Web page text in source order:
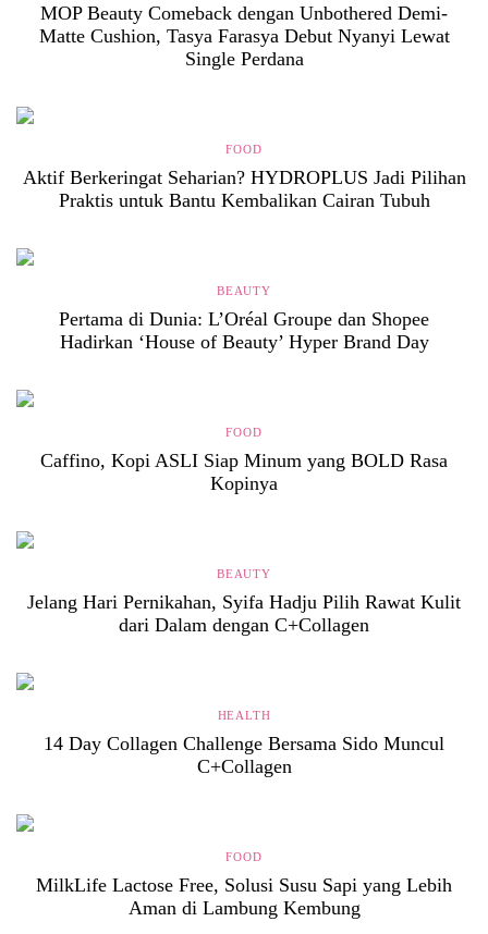
MOP Beauty Comeback dengan Unbothered Demi-
Matte Cushion, Tasya Farasya Debut Nyanyi Lewat
Single Perdana
FOOD
Aktif Berkeringat Seharian? HYDROPLUS Jadi Pilihan
Praktis untuk Bantu Kembalikan Cairan Tubuh
BEAUTY
Pertama di Dunia: L’Oréal Groupe dan Shopee
Hadirkan ‘House of Beauty’ Hyper Brand Day
FOOD
Caffino, Kopi ASLI Siap Minum yang BOLD Rasa
Kopinya
BEAUTY
Jelang Hari Pernikahan, Syifa Hadju Pilih Rawat Kulit
dari Dalam dengan C+Collagen
HEALTH
14 Day Collagen Challenge Bersama Sido Muncul
C+Collagen
FOOD
MilkLife Lactose Free, Solusi Susu Sapi yang Lebih
Aman di Lambung Kembung